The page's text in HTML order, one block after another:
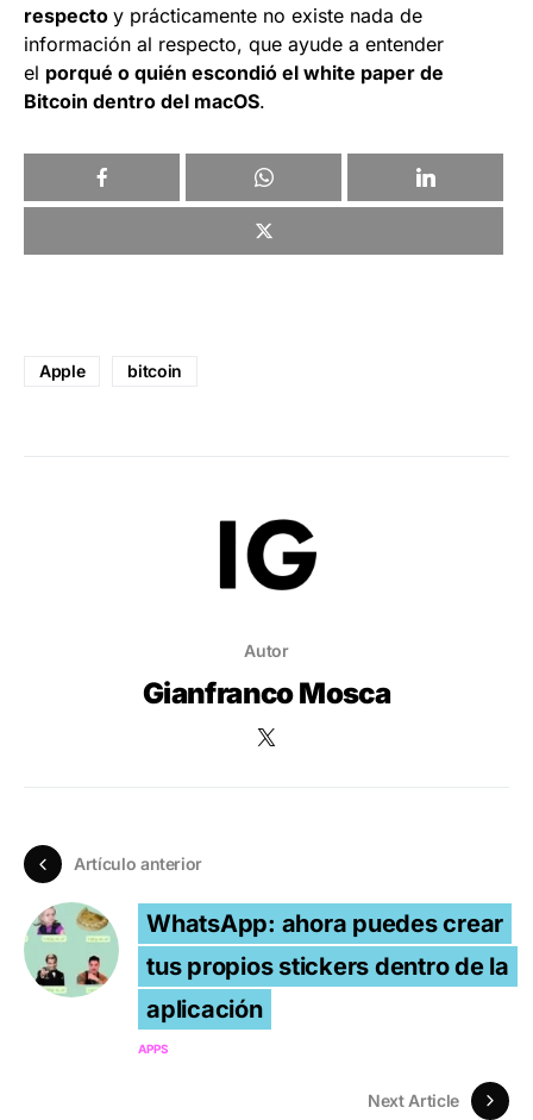
respecto y prácticamente no existe nada de
información al respecto, que ayude a entender
el porqué o quién escondió el white paper de
Bitcoin dentro del macOS.
Apple bitcoin
Autor
Gianfranco Mosca
Artículo anterior
WhatsApp: ahora puedes crear
tus propios stickers dentro de la
aplicación
APPS
Next Article